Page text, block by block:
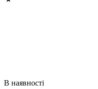
В наявності